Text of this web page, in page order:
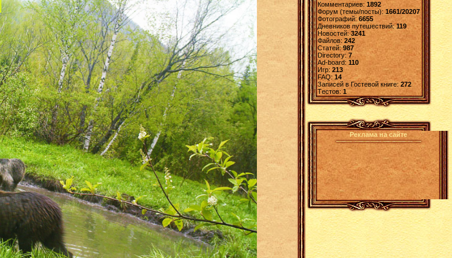
Комментариев: 1892
Форум (темы/посты):1661/20207
Фотографий:6655
Дневников путешествий:119
Новостей:3241
Файлов: 242
Статей:987
Directory: 7
Ad-board:110
Игр: 213
FAQ:14
Записей в Гостевой книге:272
Tестов: 1
Реклама на сайте